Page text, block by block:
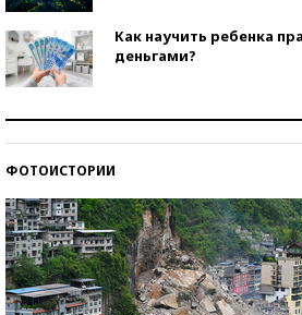
Как научить ребенка
деньгами?
ФОТОИСТОРИИ